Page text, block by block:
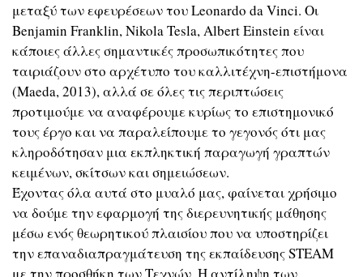
μεταξύ των εφευρέσεων του Leonardo da Vinci. Οι
Benjamin Franklin, Nikola Tesla, Albert Einstein είναι
κάποιες άλλες σημαντικές προσωπικότητες που
ταιριάζουν στο αρχέτυπο του καλλιτέχνη-επιστήμονα
(Maeda, 2013), αλλά σε όλες τις περιπτώσεις
προτιμούμε να αναφέρουμε κυρίως το επιστημονικό
τους έργο και να παραλείπουμε το γεγονός ότι μας
κληροδότησαν μια εκπληκτική παραγωγή γραπτών
κειμένων, σκίτσων και σημειώσεων.
Έχοντας όλα αυτά στο μυαλό μας, φαίνεται χρήσιμο
να δούμε την εφαρμογή της διερευνητικής μάθησης
μέσω ενός θεωρητικού πλαισίου που να υποστηρίζει
την επαναδιαπραγμάτευση της εκπαίδευσης STEAM